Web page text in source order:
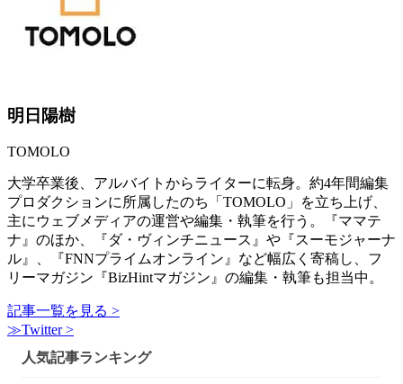
明日陽樹
TOMOLO
大学卒業後、アルバイトからライターに転身。約4年間編集
プロダクションに所属したのち「TOMOLO」を立ち上げ、
主にウェブメディアの運営や編集・執筆を行う。『ママテ
ナ』のほか、『ダ・ヴィンチニュース』や『スーモジャーナ
ル』、『FNNプライムオンライン』など幅広く寄稿し、フ
リーマガジン『BizHintマガジン』の編集・執筆も担当中。
記事一覧を見る >
≫Twitter >
人気記事ランキング